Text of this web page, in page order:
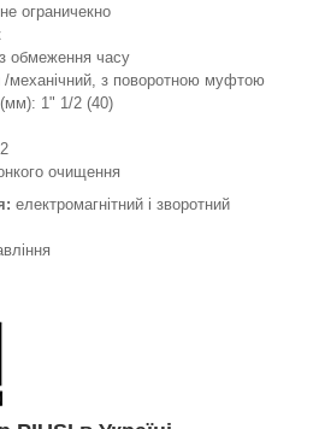
ограничекно
обмеження часу
/механічний, з поворотною муфтою
1" 1/2 (40)
очищення
електромагнітний і зворотний